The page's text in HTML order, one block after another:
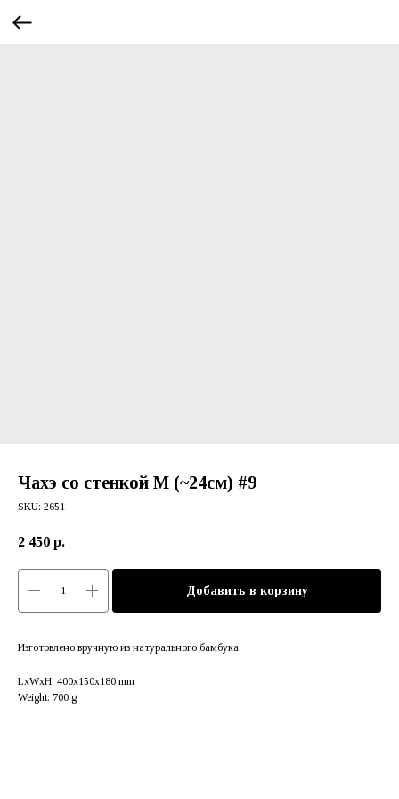
Чахэ со стенкой М (~24см) #9
SKU: 2651
2 450 р.
Добавить в корзину
Изготовлено вручную из натурального бамбука.
LxWxH: 400x150x180 mm
Weight: 700 g